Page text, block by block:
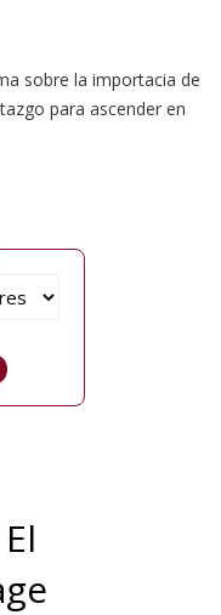
sobre la importacia de
para ascender en